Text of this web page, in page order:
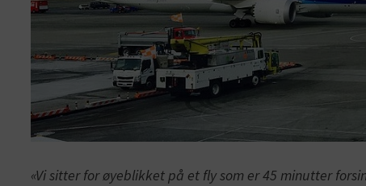
«Vi sitter for øyeblikket på et fly som er 45 minutter